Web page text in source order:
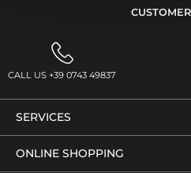
CALL US +39 0743 49837
SERVICES
ONLINE SHOPPING